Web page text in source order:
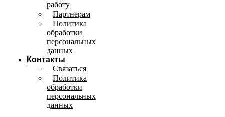
работу
Партнерам
Политика
обработки
персональных
данных
Контакты
Связаться
Политика
обработки
персональных
данных